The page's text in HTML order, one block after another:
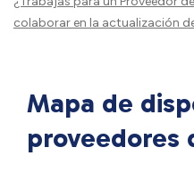
colaborar en la actualización
Mapa de
proveedores